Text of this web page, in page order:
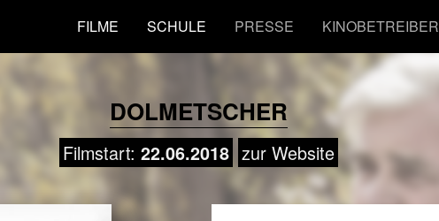
FILME SCHULE PRESSE KINOBETREIBER
DOLMETSCHER
Filmstart: 22.06.2018 zur Website